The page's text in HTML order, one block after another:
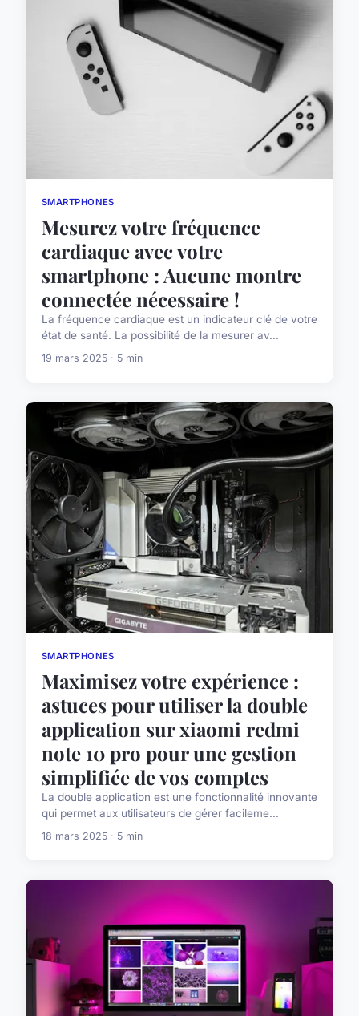
SMARTPHONES
Mesurez votre fréquence
cardiaque avec votre
smartphone : Aucune montre
connectée nécessaire !
La fréquence cardiaque est un indicateur clé de votre
état de santé. La possibilité de la mesurer av...
19 mars 2025 · 5 min
SMARTPHONES
Maximisez votre expérience :
astuces pour utiliser la double
application sur xiaomi redmi
note 10 pro pour une gestion
simplifiée de vos comptes
La double application est une fonctionnalité innovante
qui permet aux utilisateurs de gérer facileme...
18 mars 2025 · 5 min